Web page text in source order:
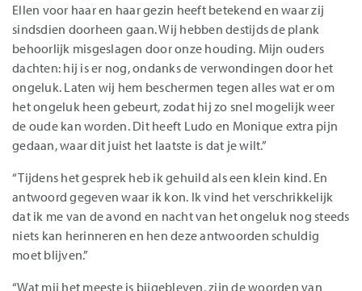
Ellen voor haar en haar gezin heeft betekend en waar zij
sindsdien doorheen gaan. Wij hebben destijds de plank
behoorlijk misgeslagen door onze houding. Mijn ouders
dachten: hij is er nog, ondanks de verwondingen door het
ongeluk. Laten wij hem beschermen tegen alles wat er om
het ongeluk heen gebeurt, zodat hij zo snel mogelijk weer
de oude kan worden. Dit heeft Ludo en Monique extra pijn
gedaan, waar dit juist het laatste is dat je wilt.”
“Tijdens het gesprek heb ik gehuild als een klein kind. En
antwoord gegeven waar ik kon. Ik vind het verschrikkelijk
dat ik me van de avond en nacht van het ongeluk nog steeds
niets kan herinneren en hen deze antwoorden schuldig
moet blijven.”
“Wat mij het meeste is bijgebleven, zijn de woorden van